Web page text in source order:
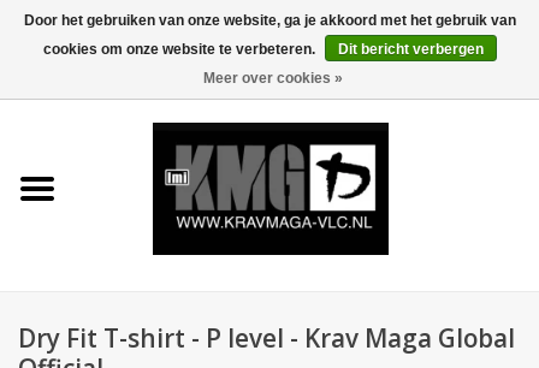
0 Artikelen - €0,00
Krav Maga Kleding
Dry Fit T-shirt - P level - Krav Maga Global
Door het gebruiken van onze website, ga je akkoord met het gebruik van
cookies om onze website te verbeteren.
Dit bericht verbergen
Meer over cookies »